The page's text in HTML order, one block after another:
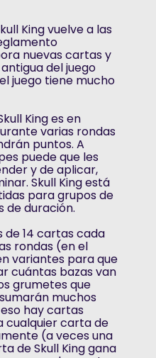
King vuelve a las
nuevas cartas y
del juego
juego tiene mucho
King es en
varias rondas
puntos. A
puede que les
y de aplicar,
Skull King está
para grupos de
de duración.
de 14 cartas cada
rondas (en el
variantes para que
cuántas bazas van
grumetes que
muchos
hay cartas
cualquier carta de
(a veces una
de Skull King gana